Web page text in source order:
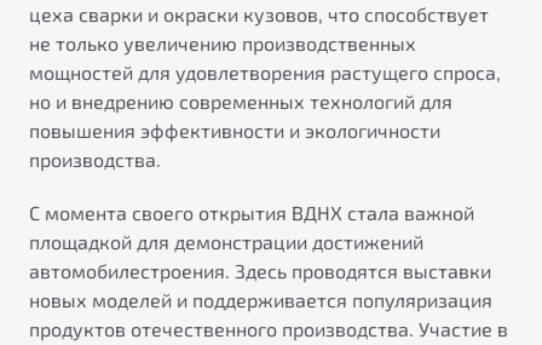
цеха сварки и окраски кузовов, что способствует
не только увеличению производственных
мощностей для удовлетворения растущего спроса,
но и внедрению современных технологий для
повышения эффективности и экологичности
производства.
С момента своего открытия ВДНХ стала важной
площадкой для демонстрации достижений
автомобилестроения. Здесь проводятся выставки
новых моделей и поддерживается популяризация
продуктов отечественного производства. Участие в